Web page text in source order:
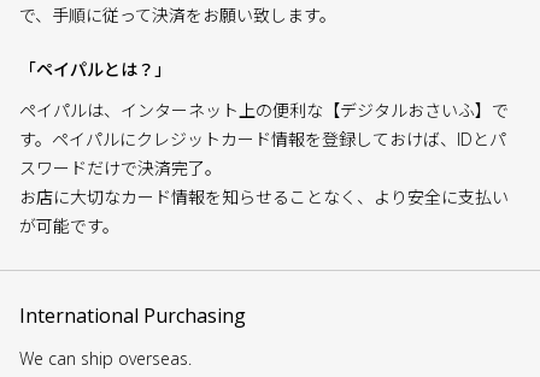
で、手順に従って決済をお願い致します。
「ペイパルとは？」
ペイパルは、インターネット上の便利な【デジタルおさいふ】で
す。ペイパルにクレジットカード情報を登録しておけば、IDとパ
スワードだけで決済完了。
お店に大切なカード情報を知らせることなく、より安全に支払い
が可能です。
International Purchasing
We can ship overseas.